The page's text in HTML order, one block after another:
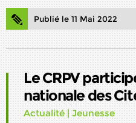
Publié le 11 Mai 2022
Le CRPV
nationale des
Actualité | Jeunesse